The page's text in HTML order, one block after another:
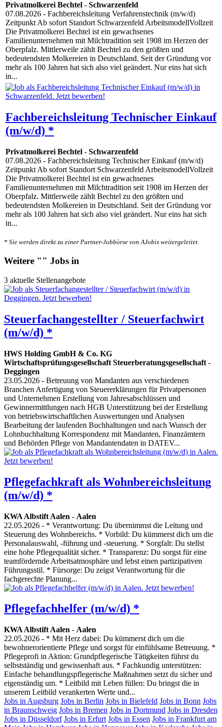
Privatmolkerei Bechtel - Schwarzenfeld
07.08.2026 - Fachbereichsleitung Verfahrenstechnik (m/w/d)
Zeitpunkt Ab sofort Standort Schwarzenfeld ArbeitsmodellVollzeit
Die Privatmolkerei Bechtel ist ein gewachsenes
Familienunternehmen mit Milchtradition seit 1908 im Herzen der
Oberpfalz. Mittlerweile zählt Bechtel zu den größten und
bedeutendsten Molkereien in Deutschland. Seit der Gründung vor
mehr als 100 Jahren hat sich also viel geändert. Nur eins hat sich
in...
Fachbereichsleitung Technischer Einkauf
(m/w/d) *
Privatmolkerei Bechtel - Schwarzenfeld
07.08.2026 - Fachbereichsleitung Technischer Einkauf (m/w/d)
Zeitpunkt Ab sofort Standort Schwarzenfeld ArbeitsmodellVollzeit
Die Privatmolkerei Bechtel ist ein gewachsenes
Familienunternehmen mit Milchtradition seit 1908 im Herzen der
Oberpfalz. Mittlerweile zählt Bechtel zu den größten und
bedeutendsten Molkereien in Deutschland. Seit der Gründung vor
mehr als 100 Jahren hat sich also viel geändert. Nur eins hat sich
in...
* Sie werden direkt zu einer Partner-Jobbörse von AJobis weitergeleitet.
Weitere "" Jobs in
3 aktuelle Stellenangebote
Steuerfachangestellter / Steuerfachwirt
(m/w/d) *
HWS Holding GmbH & Co. KG
Wirtschaftsprüfungsgesellschaft Steuerberatungsgesellschaft -
Deggingen
23.05.2026 - Betreuung von Mandanten aus verschiedenen
Branchen Anfertigung von Steuererklärungen für Privatpersonen
und Unternehmen Erstellung von Jahresabschlüssen und
Gewinnermittlungen nach HGB Unterstützung bei der Erstellung
von betriebswirtschaftlichen Auswertungen und Analysen
Bearbeitung der laufenden Buchhaltungen und nach Wunsch der
Lohnbuchhaltung Korrespondenz mit Mandanten, Finanzämtern
und Behörden Pflege von Mandantendaten in DATEV...
Pflegefachkraft als Wohnbereichsleitung
(m/w/d) *
KWA Albstift Aalen - Aalen
22.05.2026 - * Verantwortung: Du übernimmst die Leitung und
Steuerung des Wohnbereichs. * Vorbild: Du kümmerst dich um die
Personalauswahl, -führung und -steuerung. * Sorgfalt: Du stellst
eine hohe Pflegequalität sicher. * Transparenz: Du sorgst für eine
teamfördernde Arbeitsatmosphäre und lebst einen partizipativen
Führungsstil. * Fürsorge: Du zeigst Verantwortung für die
fachgerechte Planung...
Pflegefachhelfer (m/w/d) *
KWA Albstift Aalen - Aalen
22.05.2026 - * Mit Herz dabei: Du kümmerst dich um die
bewohnerorientierte Pflege und sorgst für einfühlsame Betreuung. *
Pflegeprofi in Aktion: Grundpflegerische Tätigkeiten führst du
selbstständig und gewissenhaft aus. * Fachkundig unterstützen:
Einfache behandlungspflegerische Maßnahmen setzt du sicher und
eigenständig um. * Leitbild mit Leben füllen: Du bringst die in
unserem Leitbild verankerten Werte und...
Jobs in Augsburg Jobs in Berlin Jobs in Bielefeld Jobs in Bonn Jobs
in Braunschweig Jobs in Bremen Jobs in Dortmund Jobs in Dresden
Jobs in Düsseldorf Jobs in Erfurt Jobs in Essen Jobs in Frankfurt am